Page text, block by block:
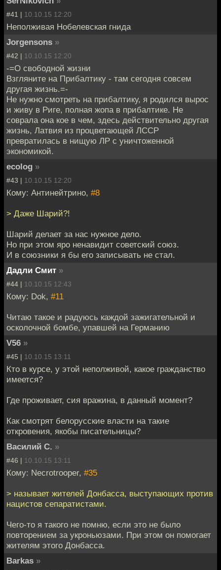
#41 | 10.10.15 12:20
Неполживая Нобелевская гнида
Jorgensons »
#42 | 10.10.15 12:20
-=О свободной жизни
Взгляните на Прибалтику - там сегодня совсем
другая жизнь.=-
Не нужно смотреть на прибалтику, я родился вырос
и живу в Риге, полная жопа в прибалтике. Не
соврала она кое в чем, здесь действительно другая
жизнь, Латвия из процветающей ЛССР
превратилась в нищую ЛР с уничтоженной
экономикой.
ecolog »
#43 | 10.10.15 12:20
Кому: Антинейтрино, #8
> Даже Шарий?!
Шарий делает за нас нужное дело.
Но при этом яро ненавидит советский союз.
И в союзники я бы его записывать не стал.
Дадли Смит »
#44 | 10.10.15 12:43
Кому: Dok, #11
Читаю такое и радуюсь каждой зажигательной и
осколочной бомбе, упавшей на Германию
V56 »
#45 | 10.10.15 13:11
Кто в курсе, у этой неполживой, какое гражданство
имеется?
Где проживает, сия вражина, в данный момент?
Как смотрят белорусские власти на такие
откровения, якобы писательницы?
Василий С. »
#46 | 10.10.15 13:11
Кому: Necrotrooper, #35
> называет жителей Донбасса, выступающих против
нацистов сепаратистами.
Чего-то я такого не помню, если это не было
повторением за укроньюзами. При этом он помогает
жителям этого Донбасса.
Barkas »